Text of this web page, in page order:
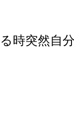
時突然自